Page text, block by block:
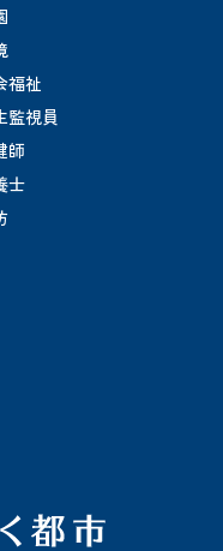
福祉
監視員
師
士